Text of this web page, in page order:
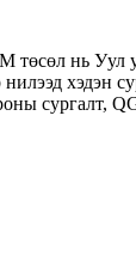
нь Уул
хэдэн
сургалт,